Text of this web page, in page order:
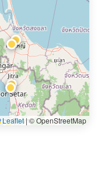
Leaflet |© OpenStreetMap